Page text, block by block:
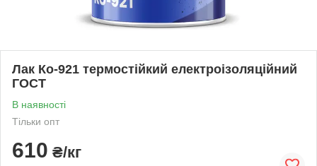
Лак Ко-921 термостійкий електроізоляційний
ГОСТ
В наявності
Тільки опт
610 ₴/кг